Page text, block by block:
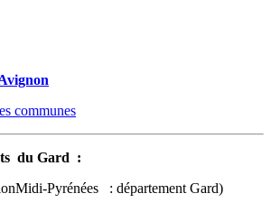
communes
du Gard :
Pyrénées : département Gard)